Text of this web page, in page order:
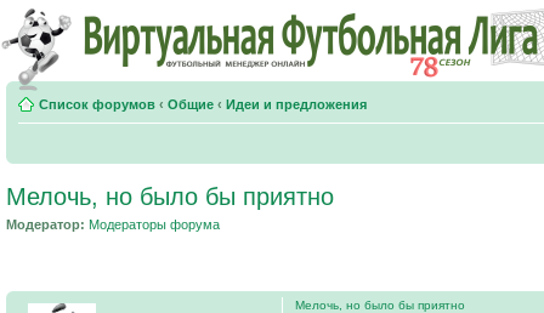
Список форумов ‹ Общие ‹ Идеи и предложения
Мелочь, но было бы приятно
Модератор: Модераторы форума
Мелочь, но было бы приятно